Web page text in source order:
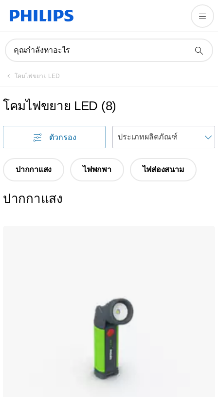
คุณกำลังหาอะไร
โคมไฟขยาย LED
โคมไฟขยาย LED (8)
ตัวกรอง
ปากกาแสง ไฟพกพา ไฟส่องสนาม
ปากกาแสง